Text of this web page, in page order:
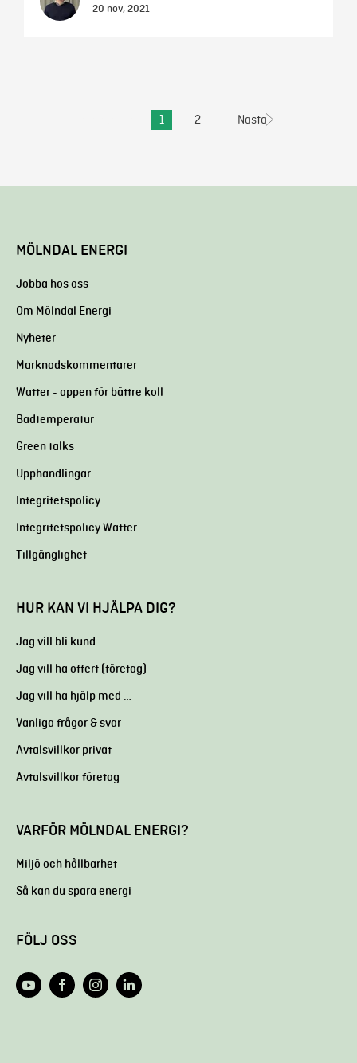
20 nov, 2021
1 2 Nästa
MÖLNDAL ENERGI
Jobba hos oss
Om Mölndal Energi
Nyheter
Marknadskommentarer
Watter - appen för bättre koll
Badtemperatur
Green talks
Upphandlingar
Integritetspolicy
Integritetspolicy Watter
Tillgänglighet
HUR KAN VI HJÄLPA DIG?
Jag vill bli kund
Jag vill ha offert (företag)
Jag vill ha hjälp med …
Vanliga frågor & svar
Avtalsvillkor privat
Avtalsvillkor företag
VARFÖR MÖLNDAL ENERGI?
Miljö och hållbarhet
Så kan du spara energi
FÖLJ OSS